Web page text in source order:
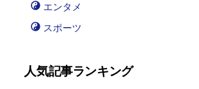
エンタメ
スポーツ
人気記事ランキング